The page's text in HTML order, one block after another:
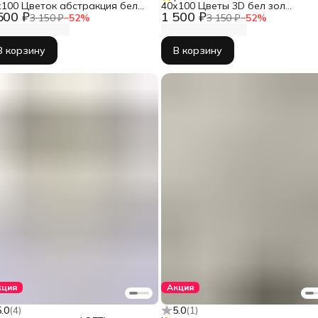
₽3 150 ₽−52%
Цветок абстракция бел
КБ-1730-60100
корзину
1 500 ₽3 150 ₽−52%
40х100 Цветы 3D бел зол
КБ-1882-40100
В корзину
(4)
Акция
5.0(1)